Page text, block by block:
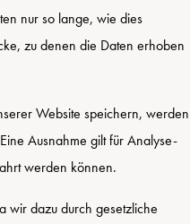
nur so lange, wie dies
zu denen die Daten erhoben
Website speichern, werden
Ausnahme gilt für Analyse-
werden können.
wir dazu durch gesetzliche